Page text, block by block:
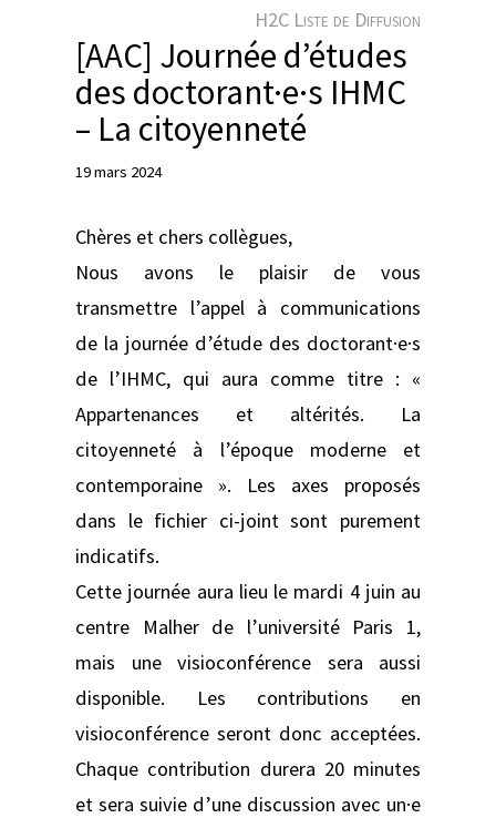
H2C Liste de Diffusion
[AAC] Journée d’études
des doctorant·e·s IHMC
– La citoyenneté
19 mars 2024
Chères et chers collègues,
Nous avons le plaisir de vous
transmettre l’appel à communications
de la journée d’étude des doctorant·e·s
de l’IHMC, qui aura comme titre : «
Appartenances et altérités. La
citoyenneté à l’époque moderne et
contemporaine ». Les axes proposés
dans le fichier ci-joint sont purement
indicatifs.
Cette journée aura lieu le mardi 4 juin au
centre Malher de l’université Paris 1,
mais une visioconférence sera aussi
disponible. Les contributions en
visioconférence seront donc acceptées.
Chaque contribution durera 20 minutes
et sera suivie d’une discussion avec un·e